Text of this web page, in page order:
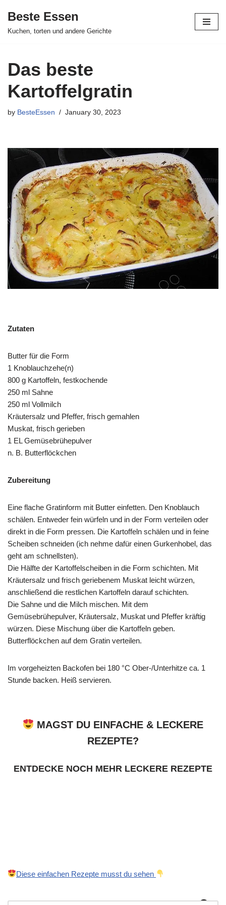
Skip
Beste Essen
Kuchen, torten und andere Gerichte
Das beste
Kartoffelgratin
by BesteEssen January 30, 2023
Zutaten
Butter für die Form
1 Knoblauchzehe(n)
800 g Kartoffeln, festkochende
250 ml Sahne
250 ml Vollmilch
Kräutersalz und Pfeffer, frisch gemahlen
Muskat, frisch gerieben
1 EL Gemüsebrühepulver
n. B. Butterflöckchen
Zubereitung
Eine flache Gratinform mit Butter einfetten. Den Knoblauch
schälen. Entweder fein würfeln und in der Form verteilen oder
direkt in die Form pressen. Die Kartoffeln schälen und in feine
Scheiben schneiden (ich nehme dafür einen Gurkenhobel, das
geht am schnellsten).
Die Hälfte der Kartoffelscheiben in die Form schichten. Mit
Kräutersalz und frisch geriebenem Muskat leicht würzen,
anschließend die restlichen Kartoffeln darauf schichten.
Die Sahne und die Milch mischen. Mit dem
Gemüsebrühepulver, Kräutersalz, Muskat und Pfeffer kräftig
würzen. Diese Mischung über die Kartoffeln geben.
Butterflöckchen auf dem Gratin verteilen.
Im vorgeheizten Backofen bei 180 °C Ober-/Unterhitze ca. 1
Stunde backen. Heiß servieren.
MAGST DU EINFACHE & LECKERE
REZEPTE?
ENTDECKE NOCH MEHR LECKERE REZEPTE
Diese einfachen Rezepte musst du sehen